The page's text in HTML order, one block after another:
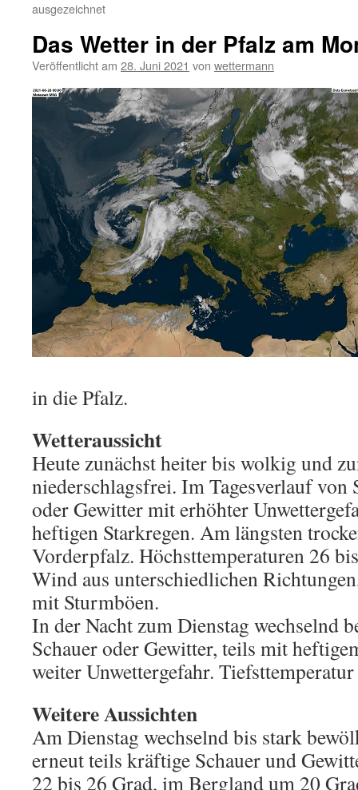
ausgezeichnet
Das Wetter in der Pfalz am
Veröffentlicht am 28. Juni 2021 von wettermann
in die Pfalz.
Wetteraussicht
Heute zunächst heiter bis wolkig und
niederschlagsfrei. Im Tagesverlauf von
oder Gewitter mit erhöhter
heftigen Starkregen. Am längsten
Vorderpfalz. Höchsttemperaturen 26
Wind aus unterschiedlichen
mit Sturmböen.
In der Nacht zum Dienstag wechselnd
Schauer oder Gewitter, teils mit
weiter Unwettergefahr.
Weitere Aussichten
Am Dienstag wechselnd bis stark
erneut teils kräftige Schauer und
22 bis 26 Grad, im Bergland um 20